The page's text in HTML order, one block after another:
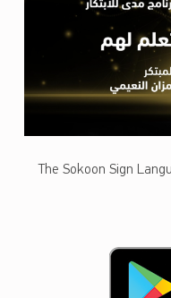
The Sokoon Sign